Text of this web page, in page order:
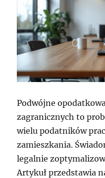
Podwójne
zagranicznych to
wielu podatników
zamieszkania.
legalnie
Artykuł przedstawia